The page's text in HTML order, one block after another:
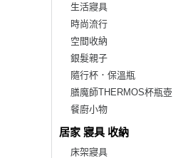
生活寢具
時尚流行
空間收納
銀髮親子
隨行杯．保溫瓶
膳魔師THERMOS杯瓶壺
餐廚小物
居家 寢具 收納
床架寢具